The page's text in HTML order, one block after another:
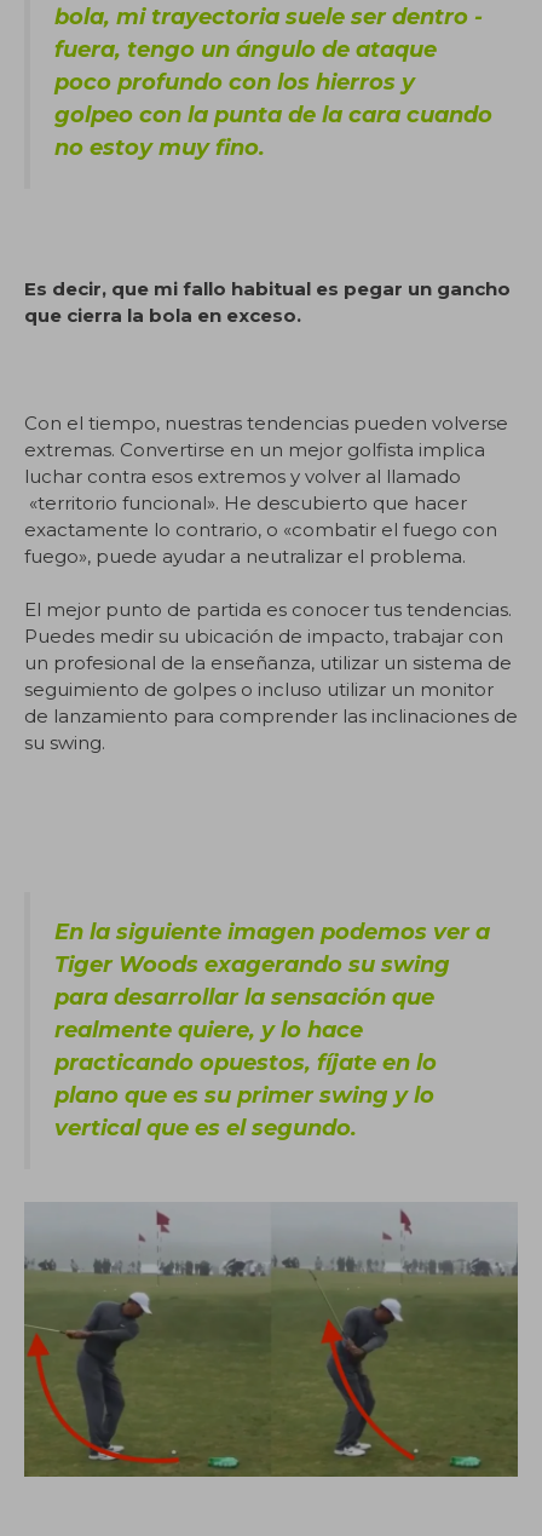
bola, mi trayectoria suele ser dentro -
fuera, tengo un ángulo de ataque
poco profundo con los hierros y
golpeo con la punta de la cara cuando
no estoy muy fino.
Es decir, que mi fallo habitual es pegar un gancho
que cierra la bola en exceso.
Con el tiempo, nuestras tendencias pueden volverse
extremas. Convertirse en un mejor golfista implica
luchar contra esos extremos y volver al llamado
«territorio funcional». He descubierto que hacer
exactamente lo contrario, o «combatir el fuego con
fuego», puede ayudar a neutralizar el problema.
El mejor punto de partida es conocer tus tendencias.
Puedes medir su ubicación de impacto, trabajar con
un profesional de la enseñanza, utilizar un sistema de
seguimiento de golpes o incluso utilizar un monitor
de lanzamiento para comprender las inclinaciones de
su swing.
En la siguiente imagen podemos ver a
Tiger Woods exagerando su swing
para desarrollar la sensación que
realmente quiere, y lo hace
practicando opuestos, fíjate en lo
plano que es su primer swing y lo
vertical que es el segundo.